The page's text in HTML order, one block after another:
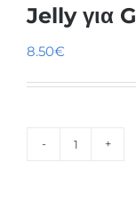
Jelly για
8.50€